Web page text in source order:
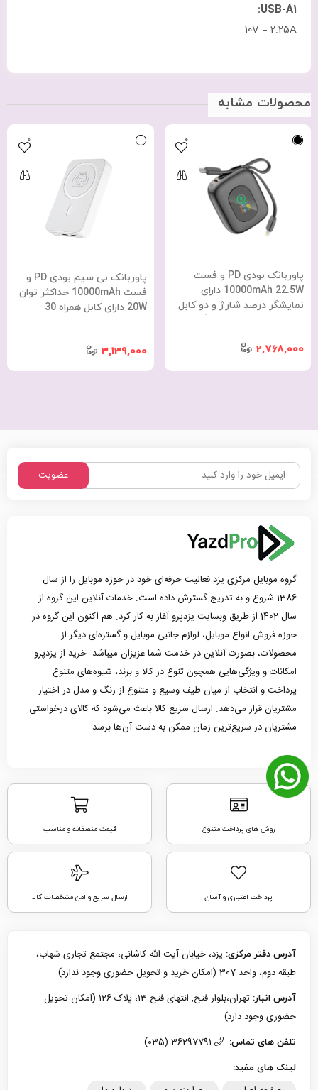
USB-A1:
‎10V = 2.25A
محصولات مشابه
پاوربانک بودی PD و فست
10000mAh 22.5W دارای
نمایشگر درصد شارژ و دو کابل
2,768,000
0
پاوربانک بی سیم بودی PD و
فست 10000mAh حداکثر توان
20W دارای کابل همراه 30
ماه تعویض) سفید
3,139,000
0
عضویت
گروه موبایل مرکزی یزد فعالیت حرفه‌ای خود در حوزه موبایل را از سال
1386 شروع و به تدریج گسترش داده است. خدمات آنلاین این گروه از
سال 1402 از طریق وبسایت یزدپرو آغاز به کار کرد. هم اکنون این گروه در
حوزه فروش انواع موبایل، لوازم جانبی موبایل و گستره‌ای دیگر از
محصولات، بصورت آنلاین در خدمت شما عزیزان میباشد. خرید از یزدپرو
امکانات و ویژگی‌هایی همچون تنوع در کالا و برند، شیوه‌های متنوع
پرداخت و انتخاب از میان طیف وسیع و متنوع از رنگ و مدل در اختیار
مشتریان قرار می‌دهد. ارسال سریع کالا باعث می‌شود که کالای درخواستی
مشتریان در سریع‌ترین زمان ممکن به دست آن‌ها برسد.
روش های پرداخت متنوع قیمت منصفانه و مناسب
پرداخت اعتباری و آسان ارسال سریع و امن مشخصات کالا
آدرس دفتر مرکزی: یزد، خیابان آیت الله کاشانی، مجتمع تجاری شهاب،
طبقه دوم، واحد 307 (امکان خرید و تحویل حضوری وجود ندارد)
آدرس انبار:
تهران،بلوار فتح, انتهای فتح 13، پلاک 126 (امکان تحویل
حضوری وجود دارد)
تلفن های تماس:
لینک های مفید: